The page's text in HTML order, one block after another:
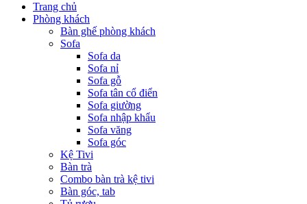
Trang chủ
Phòng khách
Bàn ghế phòng khách
Sofa
Sofa da
Sofa nỉ
Sofa gỗ
Sofa tân cổ điển
Sofa giường
Sofa nhập khẩu
Sofa văng
Sofa góc
Kệ Tivi
Bàn trà
Combo bàn trà kệ tivi
Bàn góc, tab